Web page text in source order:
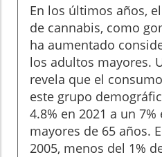
En los últimos años,
de cannabis, como
ha aumentado
los adultos mayores.
revela que el
este grupo
4.8% en 2021 a un
mayores de 65 años.
2005, menos del 1%